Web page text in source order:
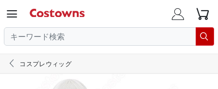
  

 コスプレウィッグ